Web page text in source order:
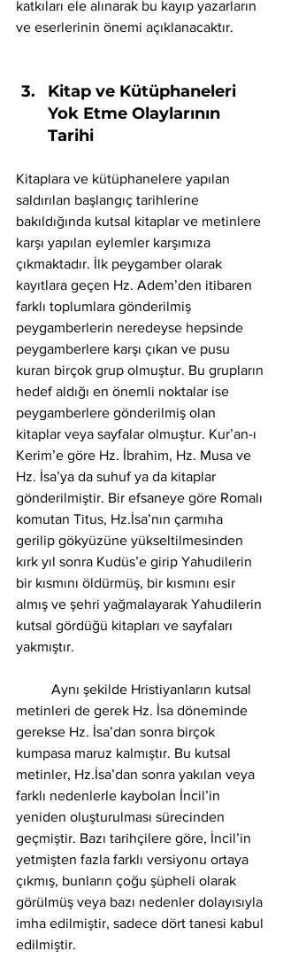
katkıları ele alınarak bu kayıp yazarların
ve eserlerinin önemi açıklanacaktır.
Kitap ve Kütüphaneleri
Yok Etme Olaylarının
Tarihi
Kitaplara ve kütüphanelere yapılan
saldırılan başlangıç tarihlerine
bakıldığında kutsal kitaplar ve metinlere
karşı yapılan eylemler karşımıza
çıkmaktadır. İlk peygamber olarak
kayıtlara geçen Hz. Adem’den itibaren
farklı toplumlara gönderilmiş
peygamberlerin neredeyse hepsinde
peygamberlere karşı çıkan ve pusu
kuran birçok grup olmuştur. Bu grupların
hedef aldığı en önemli noktalar ise
peygamberlere gönderilmiş olan
kitaplar veya sayfalar olmuştur. Kur’an-ı
Kerim’e göre Hz. İbrahim, Hz. Musa ve
Hz. İsa’ya da suhuf ya da kitaplar
gönderilmiştir. Bir efsaneye göre Romalı
komutan Titus, Hz.İsa’nın çarmıha
gerilip gökyüzüne yükseltilmesinden
kırk yıl sonra Kudüs’e girip Yahudilerin
bir kısmını öldürmüş, bir kısmını esir
almış ve şehri yağmalayarak Yahudilerin
kutsal gördüğü kitapları ve sayfaları
yakmıştır.
metinleri de gerek Hz. İsa döneminde
gerekse Hz. İsa’dan sonra birçok
kumpasa maruz kalmıştır. Bu kutsal
metinler, Hz.İsa’dan sonra yakılan veya
farklı nedenlerle kaybolan İncil’in
yeniden oluşturulması sürecinden
geçmiştir. Bazı tarihçilere göre, İncil’in
yetmişten fazla farklı versiyonu ortaya
çıkmış, bunların çoğu şüpheli olarak
görülmüş veya bazı nedenler dolayısıyla
imha edilmiştir, sadece dört tanesi kabul
edilmiştir.